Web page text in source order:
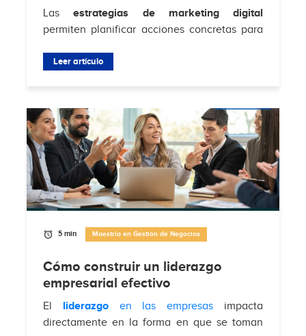
Lasestrategias de marketing digital
permiten planificar acciones concretas para
fortalecer la relación con la audiencia en...
Leer artículo
5 min Maestría en Gestión de Negocios
Cómo construir un liderazgo
empresarial efectivo
El liderazgoen las empresas impacta
directamente en la forma en que se toman